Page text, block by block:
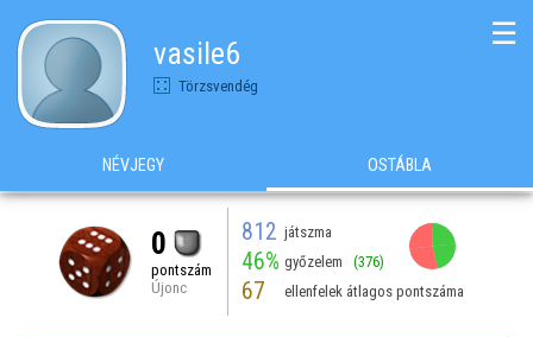
vasile6
Törzsvendég
☰
NÉVJEGY OSTÁBLA
0
pontszám
Újonc
812 játszma
46% győzelem (376)
67 ellenfelek átlagos pontszáma